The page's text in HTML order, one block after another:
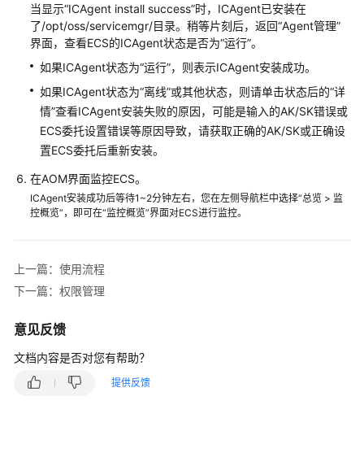
践
API
参
考
SDK
常
见
视
帮
AOM
当显示“ICAgent install success”时，ICAgent已安装在
了/opt/oss/servicemgr/目录。稍等片刻后，返回“Agent管理”
界面，查看ECS的ICAgent状态是否为“运行”。
如果ICAgent状态为“运行”，则表示ICAgent安装成功。
如果ICAgent状态为“离线”或其他状态，则请单击状态后的“详
情”查看ICAgent安装失败的原因，可能是输入的AK/SK错误或
ECS委托设置错误等原因导致，请获取正确的AK/SK或正确设
置ECS委托后重新安装。
在AOM界面监控ECS。
ICAgent安装成功后等待1~2分钟左右，您在左侧导航栏中选择“总览 > 监
控概览”，即可在“监控概览”界面对ECS进行监控。
上一篇：使用流程
下一篇：权限管理
意见反馈
文档内容是否对您有帮助？
提供反馈